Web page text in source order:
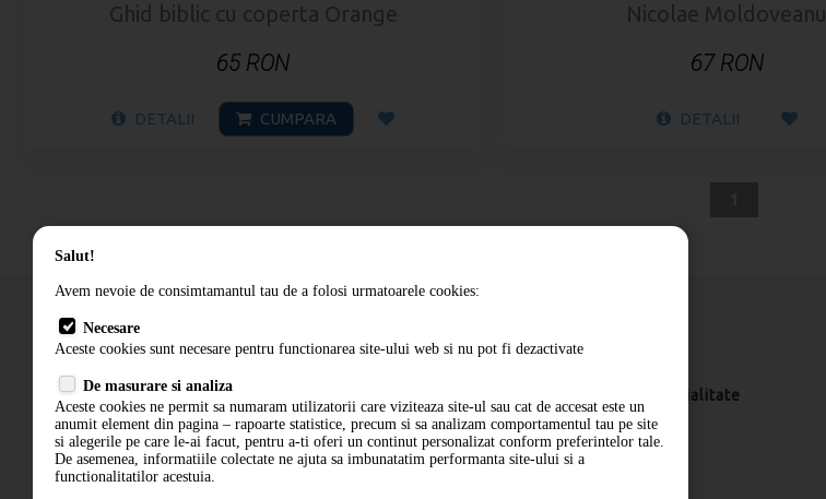
Ghid biblic cu coperta Orange
65 RON
DETALII CUMPARA
Nicolae Moldoveanu
67 RON
DETALII
Termeni si conditii
Politica de confidentialitate
Salut!
Avem nevoie de consimtamantul tau de a folosi urmatoarele cookies:
Necesare
Aceste cookies sunt necesare pentru functionarea site-ului web si nu pot fi dezactivate
De masurare si analiza
Aceste cookies ne permit sa numaram utilizatorii care viziteaza site-ul sau cat de accesat este un
anumit element din pagina – rapoarte statistice, precum si sa analizam comportamentul tau pe site
si alegerile pe care le-ai facut, pentru a-ti oferi un continut personalizat conform preferintelor tale.
De asemenea, informatiile colectate ne ajuta sa imbunatatim performanta site-ului si a
functionalitatilor acestuia.